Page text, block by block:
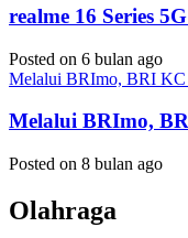
realme 16 Series
Posted on 6 bulan ago
Melalui BRImo, BRI KC
Melalui BRImo,
Posted on 8 bulan ago
Olahraga